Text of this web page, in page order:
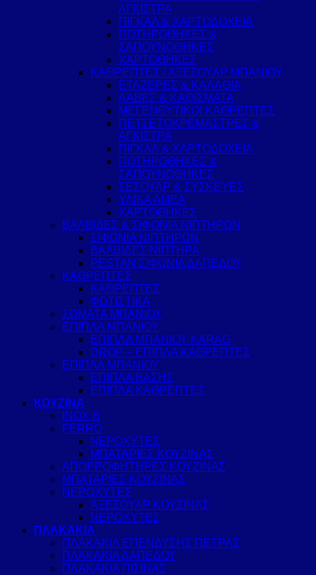
ΑΓΚΙΣΤΡΑ
ΠΙΓΚΑΛ & ΧΑΡΤΟΔΟΧΕΙΑ
ΠΟΤΗΡΟΘΗΚΕΣ &
ΣΑΠΟΥΝΟΘΗΚΕΣ
ΧΑΡΤΟΘΗΚΕΣ
ΚΑΘΡΕΠΤΕΣ / ΑΞΕΣΟΥΑΡ ΜΠΑΝΙΟΥ
ΕΤΑΖΕΡΕΣ & ΚΑΛΑΘΙΑ
ΛΑΒΕΣ & ΚΑΘΙΣΜΑΤΑ
ΜΕΓΕΝΘΥΤΙΚΟΙ ΚΑΘΡΕΠΤΕΣ
ΠΕΤΣΕΤΟΚΡΕΜΑΣΤΡΕΣ &
ΑΓΚΙΣΤΡΑ
ΠΙΓΚΑΛ & ΧΑΡΤΟΔΟΧΕΙΑ
ΠΟΤΗΡΟΘΗΚΕΣ &
ΣΑΠΟΥΝΟΘΗΚΕΣ
ΣΕΣΟΥΑΡ & ΣΥΣΚΕΥΕΣ
ΥΛΙΚΑ ΑΜΕΑ
ΧΑΡΤΟΘΗΚΕΣ
ΒΑΛΒΙΔΕΣ & ΣΙΦΟΝΙΑ ΝΙΠΤΗΡΩΝ
ΣΙΦΩΝΙΑ ΝΙΠΤΗΡΩΝ
ΒΑΛΒΙΔΕΣ ΝΙΠΤΗΡΑ
PESTAN ΣΙΦΩΝΙΑ ΔΑΠΕΔΟΥ
ΚΑΘΡΕΠΤΕΣ
ΚΑΘΡΕΠΤΕΣ
ΦΩΤΙΣΤΙΚΑ
ΣΩΜΑΤΑ ΜΠΑΝΙΟΥ
ΕΠΙΠΛΑ ΜΠΑΝΙΟΥ
ΕΠΙΠΛΑ ΜΠΑΝΙΟΥ KARAG
DROP – ΕΠΙΠΛΑ ΚΑΘΡΕΠΤΕΣ
ΕΠΙΠΛΑ ΜΠΑΝΙΟΥ
ΕΠΙΠΛΑ ΒΑΣΗΣ
ΕΠΙΠΛΑ ΚΑΘΡΕΠΤΕΣ
ΚΟΥΖΙΝΑ
INOX B
FERRO
ΝΕΡΟΧΥΤΕΣ
ΜΠΑΤΑΡΙΕΣ ΚΟΥΖΙΝΑΣ
ΑΠΟΡΡΟΦΗΤΗΡΕΣ ΚΟΥΖΙΝΑΣ
ΜΠΑΤΑΡΙΕΣ ΚΟΥΖΙΝΑΣ
ΝΕΡΟΧΥΤΕΣ
ΑΞΕΣΟΥΑΡ ΚΟΥΖΙΝΑΣ
ΝΕΡΟΧΥΤΕΣ
ΠΛΑΚΑΚΙΑ
ΠΛΑΚΑΚΙΑ ΕΠΕΝΔΥΣΗΣ ΠΕΤΡΑΣ
ΠΛΑΚΑΚΙΑ ΔΑΠΕΔΟΥ
ΠΛΑΚΑΚΙΑ ΠΙΣΙΝΑΣ